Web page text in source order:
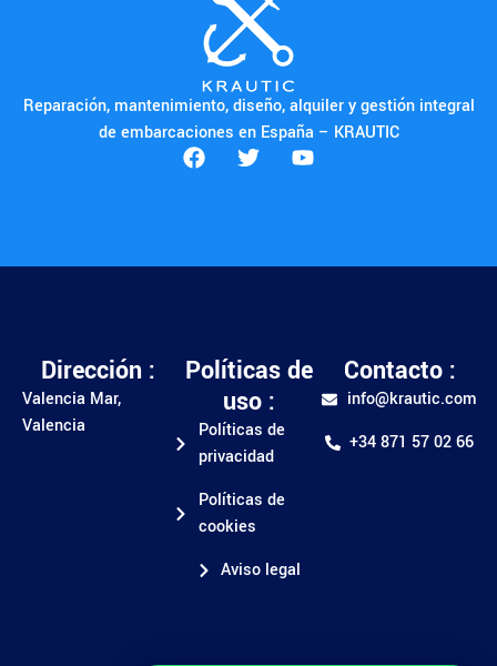
Reparación, mantenimiento, diseño, alquiler y gestión integral
de embarcaciones en España – KRAUTIC
Dirección :
Valencia Mar,
Valencia
Políticas de
uso :
Políticas de
privacidad
Políticas de
cookies
Aviso legal
Contacto :
info@krautic.com
+34 871 57 02 66